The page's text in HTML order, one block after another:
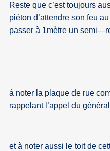
Reste que c’est toujours
piéton d’attendre son feu
passer à 1mètre un
à noter la plaque de rue
rappelant l’appel du
et à noter aussi le toit de